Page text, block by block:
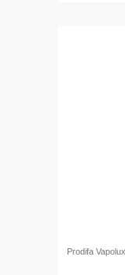
Prodifa